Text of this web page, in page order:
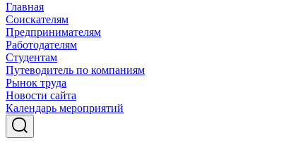
Главная
Соискателям
Предпринимателям
Работодателям
Студентам
Путеводитель по компаниям
Рынок труда
Новости сайта
Календарь мероприятий